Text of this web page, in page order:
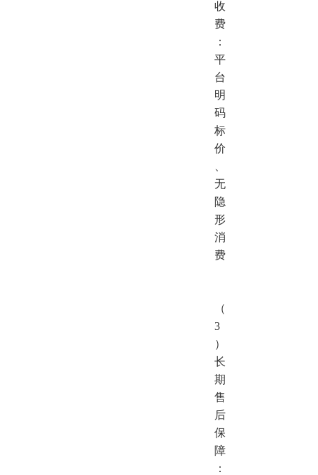
收
费
：
平
台
明
码
标
价
无
隐
形
消
费
（
3
）
长
期
售
后
保
障
：